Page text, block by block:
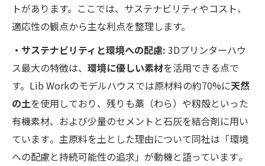
トがあります。ここでは、サステナビリティやコスト、
適応性の観点から主な利点を整理します。
・サステナビリティと環境への配慮: 3Dプリンターハウ
ス最大の特徴は、 環境に優しい素材を活用できる点で
す。Lib Workのモデルハウスでは原材料の約70%に天然
の土を使用しており​、残りも藁（わら）や籾殻といった
有機素材、および少量のセメントと石灰を結合剤に用い
ています​。主原料を土とした理由について同社は「環境
への配慮と持続可能性の追求」が動機と語っています​。